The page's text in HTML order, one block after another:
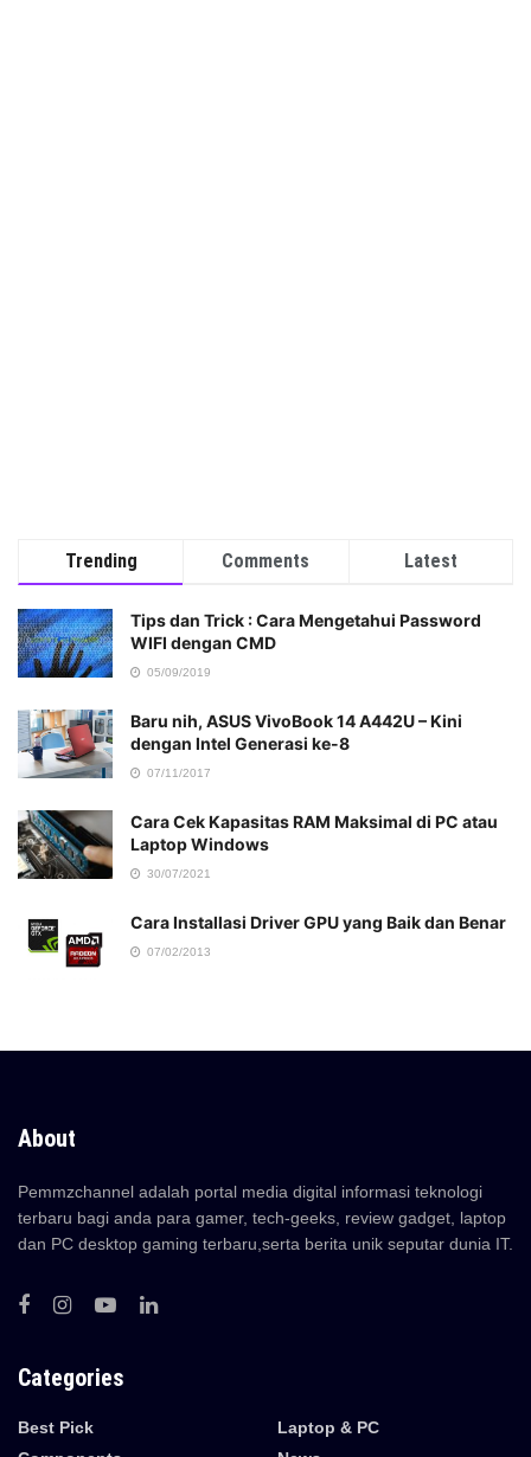
Trending Comments Latest
Tips dan Trick : Cara Mengetahui Password
WIFI dengan CMD
05/09/2019
Baru nih, ASUS VivoBook 14 A442U – Kini
dengan Intel Generasi ke-8
07/11/2017
Cara Cek Kapasitas RAM Maksimal di PC atau
Laptop Windows
30/07/2021
Cara Installasi Driver GPU yang Baik dan Benar
07/02/2013
About
Pemmzchannel adalah portal media digital informasi teknologi
terbaru bagi anda para gamer, tech-geeks, review gadget, laptop
dan PC desktop gaming terbaru,serta berita unik seputar dunia IT.
Categories
Best Pick
Laptop & PC